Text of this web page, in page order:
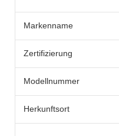
Markenname
Zertifizierung
Modellnummer
Herkunftsort